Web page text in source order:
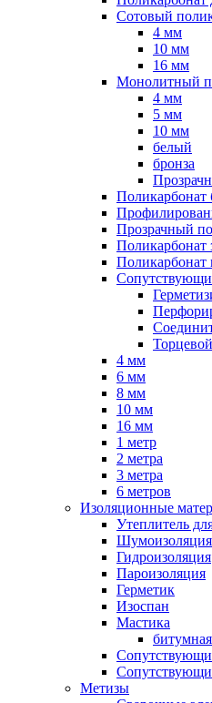
Сотовый
4 мм
10 мм
16 мм
Монолитный
4 мм
5 мм
10 мм
белый
бронза
Поликарбонат
Прозрачный
Поликарбонат
Поликарбонат
4 мм
6 мм
8 мм
10 мм
16 мм
1 метр
2 метра
3 метра
6 метров
Изоляционные
Утеплитель
Шумоизоляция
Гидроизоляция
Пароизоляция
Герметик
Изоспан
Мастика
битумная
Метизы